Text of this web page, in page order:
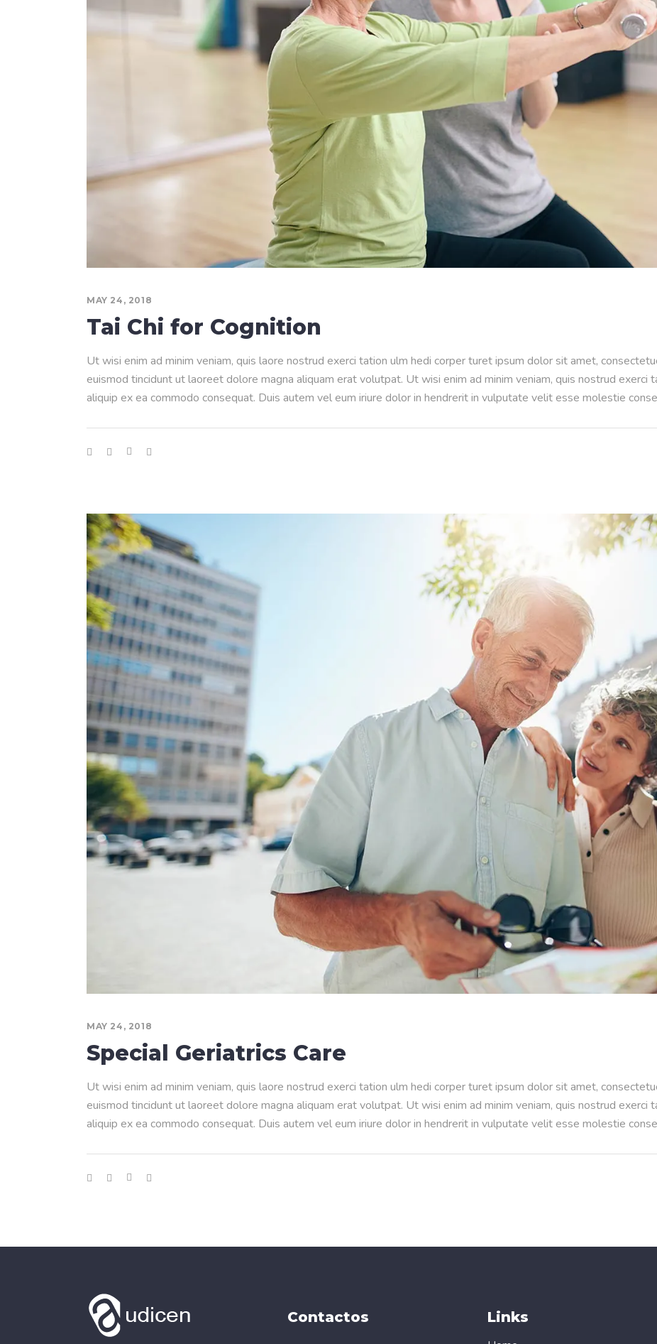
MAY 24, 2018
Tai Chi for Cognition
Ut wisi enim ad minim veniam, quis laore nostrud exerci tation ulm hedi corper turet ipsum dolor sit amet,
euismod tincidunt ut laoreet dolore magna aliquam erat volutpat. Ut wisi enim ad minim veniam, quis nostrud
aliquip ex ea commodo consequat. Duis autem vel eum iriure dolor in hendrerit in vulputate velit esse molestie
MAY 24, 2018
Special Geriatrics Care
Ut wisi enim ad minim veniam, quis laore nostrud exerci tation ulm hedi corper turet ipsum dolor sit amet,
euismod tincidunt ut laoreet dolore magna aliquam erat volutpat. Ut wisi enim ad minim veniam, quis nostrud
aliquip ex ea commodo consequat. Duis autem vel eum iriure dolor in hendrerit in vulputate velit esse molestie
Contactos Links